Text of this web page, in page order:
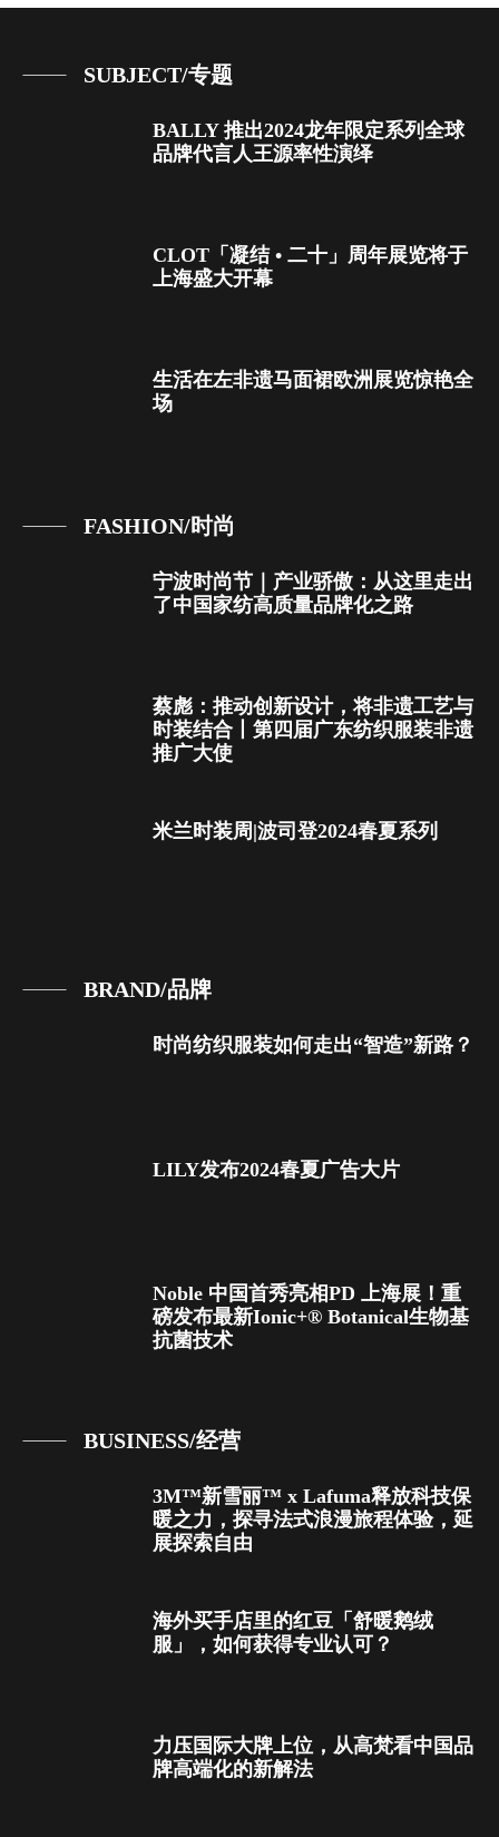
SUBJECT/专题
BALLY 推出2024龙年限定系列全球
品牌代言人王源率性演绎
CLOT「凝结 • 二十」周年展览将于
上海盛大开幕
生活在左非遗马面裙欧洲展览惊艳全
场
FASHION/时尚
宁波时尚节｜产业骄傲：从这里走出
了中国家纺高质量品牌化之路
蔡彪：推动创新设计，将非遗工艺与
时装结合丨第四届广东纺织服装非遗
推广大使
米兰时装周|波司登2024春夏系列
BRAND/品牌
时尚纺织服装如何走出“智造”新路？
LILY发布2024春夏广告大片
Noble 中国首秀亮相PD 上海展！重
磅发布最新Ionic+® Botanical生物基
抗菌技术
BUSINESS/经营
3M™新雪丽™ x Lafuma释放科技保
暖之力，探寻法式浪漫旅程体验，延
展探索自由
海外买手店里的红豆「舒暖鹅绒
服」，如何获得专业认可？
力压国际大牌上位，从高梵看中国品
牌高端化的新解法